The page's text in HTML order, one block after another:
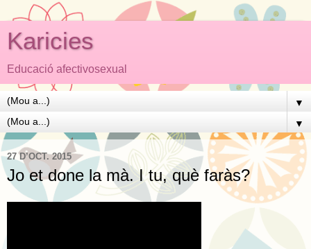
Karicies
Educació afectivosexual
▼
▼
27 D’OCT. 2015
Jo et done la mà. I tu, què faràs?